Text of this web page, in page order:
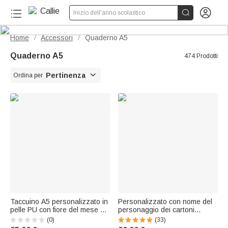
Inizio dell'anno scolastico  
Home / Accessori / Quaderno A5
Quaderno A5 474 Prodotti
Ordina per Pertinenza 
Taccuino A5 personalizzato in
pelle PU con fiore del mese di
nascita e nome – Per l’uso
quotidiano in ufficio, come
(0)
Personalizzato con nome del
personaggio dei cartoni
animati Taccuino in pelle PU
A5 con tasca portaoggetti e
(33)